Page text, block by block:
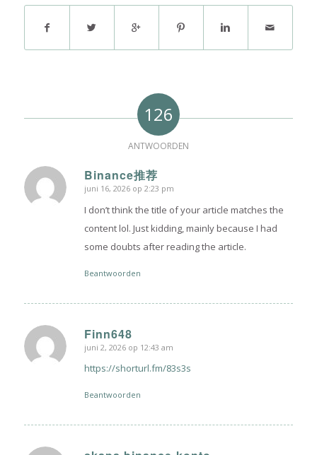
126
ANTWOORDEN
Binance推荐
zegt:
juni 16, 2026 op 2:23 pm
I don’t think the title of your article matches the
content lol. Just kidding, mainly because I had
some doubts after reading the article.
Beantwoorden
Finn648
zegt:
juni 2, 2026 op 12:43 am
https://shorturl.fm/83s3s
Beantwoorden